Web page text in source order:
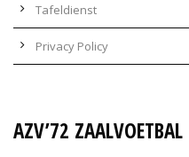
Tafeldienst
Privacy Policy
AZV’72 ZAALVOETBAL